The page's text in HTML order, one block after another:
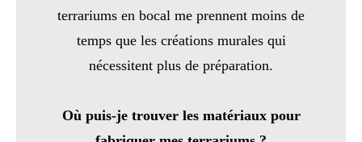
terrariums en bocal me prennent moins de
temps que les créations murales qui
nécessitent plus de préparation.
Où puis-je trouver les matériaux pour